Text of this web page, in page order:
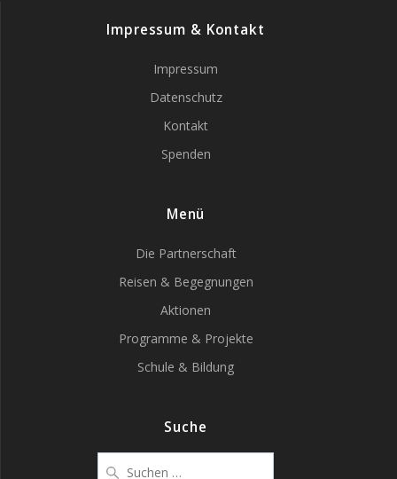
Impressum & Kontakt
Impressum
Datenschutz
Kontakt
Spenden
Menü
Die Partnerschaft
Reisen & Begegnungen
Aktionen
Programme & Projekte
Schule & Bildung
Suche